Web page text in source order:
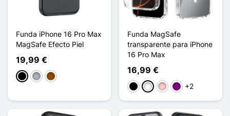
Funda iPhone 16 Pro Max
MagSafe Efecto Piel
19,99 €
NegroGris Marrón
Funda MagSafe
transparente para iPhone
16 Pro Max
16,99 €
NegroBlancoRosaPúrpura
+2